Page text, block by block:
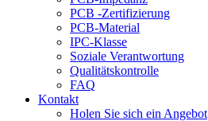
PCB -Zertifizierung
PCB-Material
IPC-Klasse
Soziale Verantwortung
Qualitätskontrolle
FAQ
Kontakt
Holen Sie sich ein Angebot